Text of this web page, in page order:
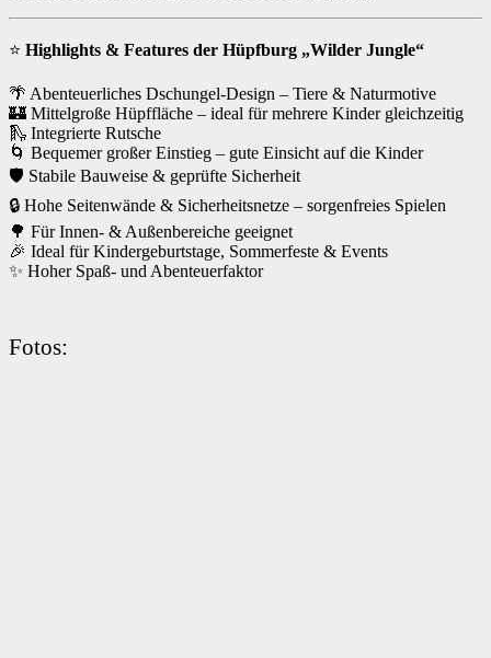
⭐ Highlights & Features der Hüpfburg „Wilder Jungle“
🌴 Abenteuerliches Dschungel-Design – Tiere & Naturmotive
🏰 Mittelgroße Hüpffläche – ideal für mehrere Kinder gleichzeitig
🛝 Integrierte Rutsche
🌀 Bequemer großer Einstieg – gute Einsicht auf die Kinder
🛡️ Stabile Bauweise & geprüfte Sicherheit
🔒 Hohe Seitenwände & Sicherheitsnetze – sorgenfreies Spielen
🌳 Für Innen- & Außenbereiche geeignet
🎉 Ideal für Kindergeburtstage, Sommerfeste & Events
✨ Hoher Spaß- und Abenteuerfaktor
Fotos: